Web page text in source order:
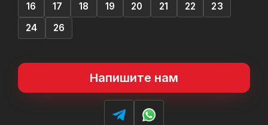
16 17 18 19 20 21 22
23
24
26
Напишите нам